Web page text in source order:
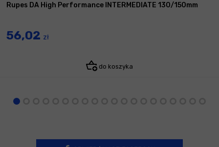
Rupes DA High Performance INTERMEDIATE 130/150mm
56,02 zł
do koszyka